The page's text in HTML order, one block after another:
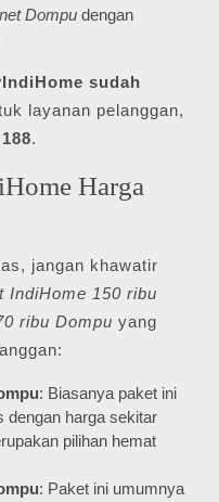
Dompu dengan
sudah
layanan pelanggan,
188.
Harga
jangan khawatir
IndiHome 150 ribu
ribu Dompu yang
: Biasanya paket ini
dengan harga sekitar
pilihan hemat
: Paket ini umumnya